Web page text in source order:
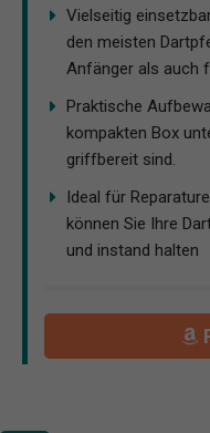
Vielseitig
den meisten
Anfänger als auch
Praktische
kompakten Box
griffbereit sind.
Ideal für
können Sie Ihre
und instand halten